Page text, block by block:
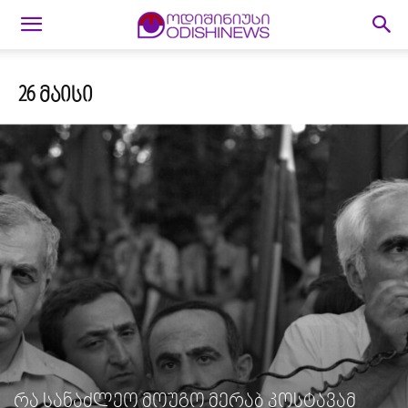
26 ᲛᲐᲘᲡᲘ
რა სანაძლეო მოუგო მერაბ კოსტავამ